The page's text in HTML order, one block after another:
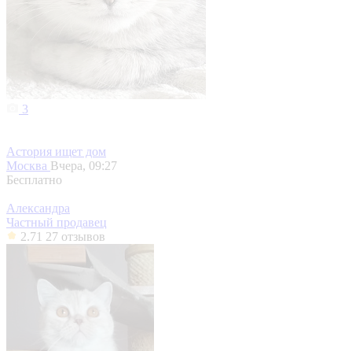
3
Астория ищет дом
Москва Вчера, 09:27
Бесплатно
Александра
Частный продавец
2.71 27 отзывов